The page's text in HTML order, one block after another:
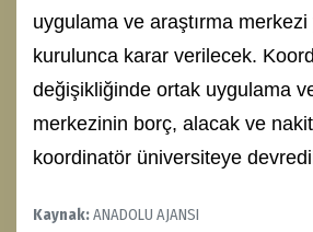
uygulama ve araştırma
kurulunca karar verilecek.
değişikliğinde ortak uygulama
merkezinin borç, alacak ve
koordinatör üniversiteye
Kaynak:ANADOLU AJANSI